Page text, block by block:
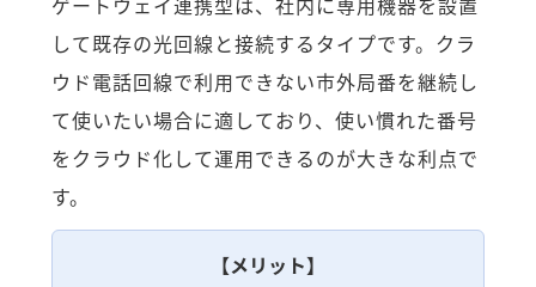
して既存の光回線と接続するタイプです。クラ
ウド電話回線で利用できない市外局番を継続し
て使いたい場合に適しており、使い慣れた番号
をクラウド化して運用できるのが大きな利点で
す。
【メリット】